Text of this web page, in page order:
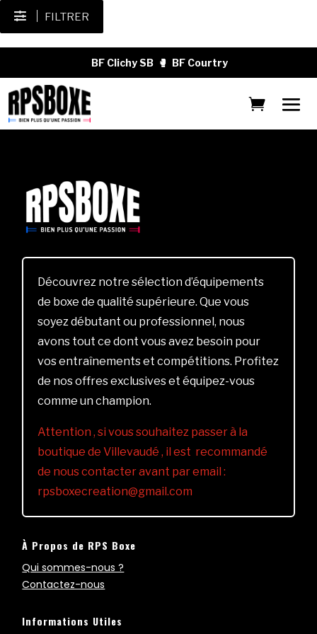
FILTRER
BF Clichy SB 🥊 BF Courtry
Découvrez notre sélection d’équipements
de boxe de qualité supérieure. Que vous
soyez débutant ou professionnel, nous
avons tout ce dont vous avez besoin pour
vos entraînements et compétitions. Profitez
de nos offres exclusives et équipez-vous
comme un champion.
Attention , si vous souhaitez passer à la
boutique de Villevaudé , il est recommandé
de nous contacter avant par email :
rpsboxecreation@gmail.com
À Propos de RPS Boxe
Qui sommes-nous ?
Contactez-nous
Informations Utiles